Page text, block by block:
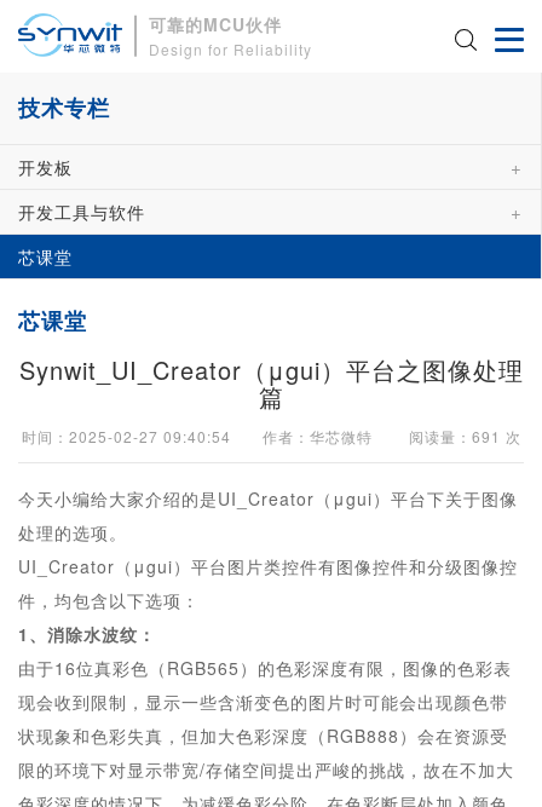
可靠的MCU伙伴
Design for Reliability
技术专栏
开发板 +
开发工具与软件 +
芯课堂
芯课堂
Synwit_UI_Creator（μgui）平台之图像处理
篇
时间：2025-02-27 09:40:54 作者：华芯微特 阅读量： 691 次
今天小编给大家介绍的是UI_Creator（μgui）平台下关于图像
处理的选项。
UI_Creator（μgui）平台图片类控件有图像控件和分级图像控
件，均包含以下选项：
1、消除水波纹：
由于16位真彩色（RGB565）的色彩深度有限，图像的色彩表
现会收到限制，显示一些含渐变色的图片时可能会出现颜色带
状现象和色彩失真，但加大色彩深度（RGB888）会在资源受
限的环境下对显示带宽/存储空间提出严峻的挑战，故在不加大